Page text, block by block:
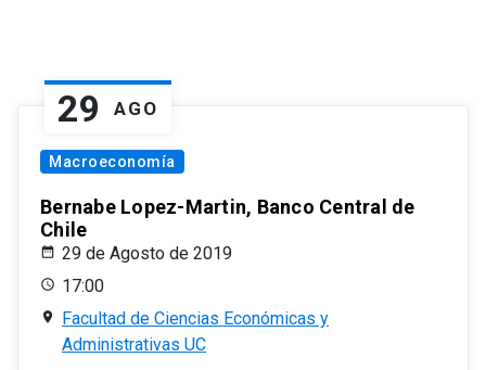
29 AGO
Macroeconomía
Bernabe Lopez-Martin, Banco Central de
Chile
29 de Agosto de 2019
17:00
Facultad de Ciencias Económicas y
Administrativas UC